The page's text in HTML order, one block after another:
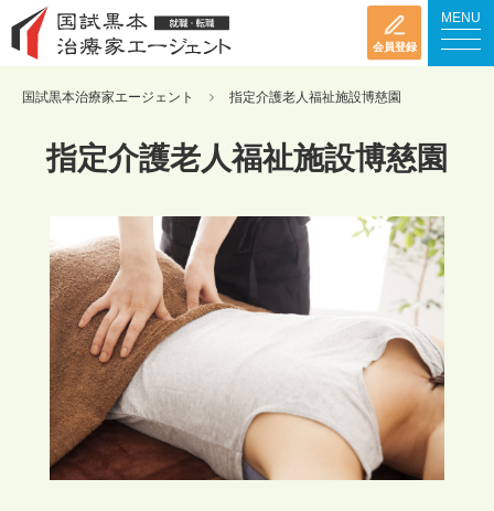
会員登録
MENU
国試黒本治療家エージェント 指定介護老人福祉施設博慈園
指定介護老人福祉施設博慈園